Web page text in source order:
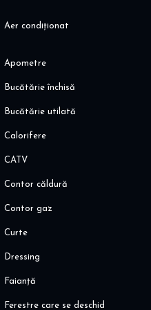
dynamic and exclusive
term rental - minimum
Aer condiționat
Apometre
Bucătărie închisă
Bucătărie utilată
Calorifere
CATV
Contor căldură
Contor gaz
Curte
Dressing
Faianță
Ferestre care se deschid